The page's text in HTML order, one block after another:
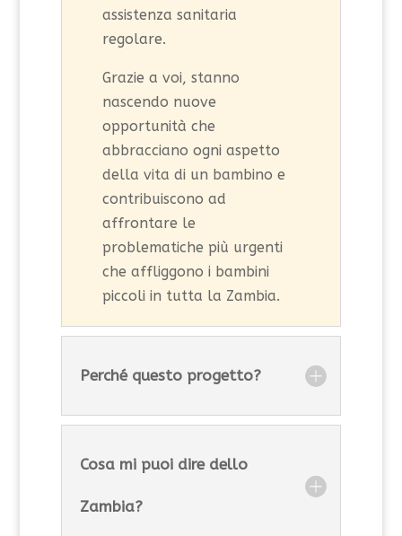
assistenza sanitaria
regolare.
Grazie a voi, stanno
nascendo nuove
opportunità che
abbracciano ogni aspetto
della vita di un bambino e
contribuiscono ad
affrontare le
problematiche più urgenti
che affliggono i bambini
piccoli in tutta la Zambia.
Perché questo progetto?
Cosa mi puoi dire dello
Zambia?